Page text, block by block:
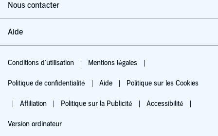
Nous contacter
Aide
Conditions d'utilisation Mentions légales
Politique de confidentialité Aide Politique sur les Cookies
Affiliation Politique sur la Publicité Accessibilité
Version ordinateur